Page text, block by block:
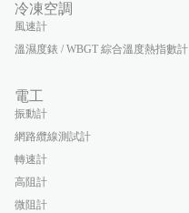
冷凍空調
風速計
溫濕度錶 / WBGT 綜合溫度熱指數計
電工
振動計
網路纜線測試計
轉速計
高阻計
微阻計